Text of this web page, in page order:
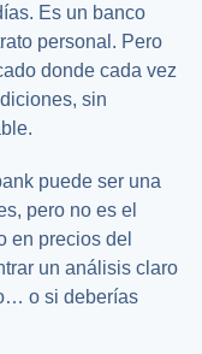
Es un banco
personal. Pero
donde cada vez
sin
puede ser una
pero no es el
en precios del
un análisis claro
o si deberías